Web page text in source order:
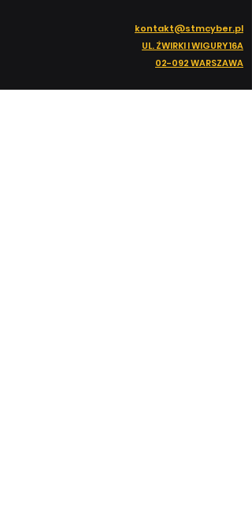
kontakt@stmcyber.pl
UL. ŻWIRKI I WIGURY 16A
02-092 WARSZAWA